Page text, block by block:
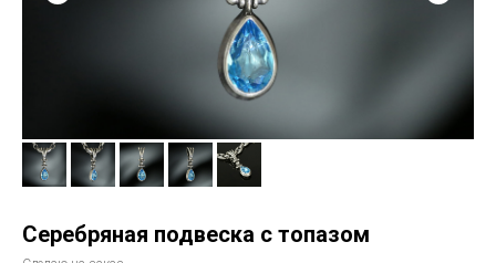
Серебряная подвеска с топазом